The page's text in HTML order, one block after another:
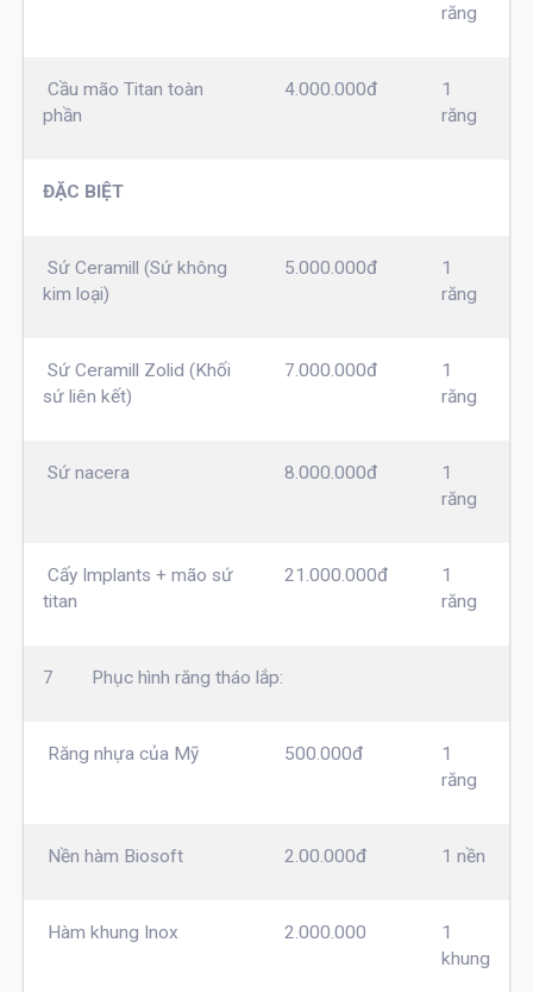
răng
Cầu mão Titan toàn
phần
4.000.000đ
1
răng
ĐẶC BIỆT
Sứ Ceramill (Sứ không
kim loại)
5.000.000đ
1
răng
Sứ Ceramill Zolid (Khối
sứ liên kết)
7.000.000đ
1
răng
Sứ nacera 8.000.000đ
1
răng
Cấy Implants + mão sứ
titan
21.000.000đ
1
răng
7 Phục hình răng tháo lắp:
Răng nhựa của Mỹ 500.000đ
1
răng
Nền hàm Biosoft 2.00.000đ 1 nền
Hàm khung Inox 2.000.000
1
khung